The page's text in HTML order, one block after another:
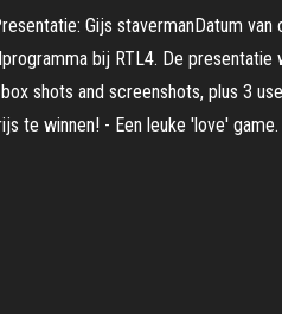
Gijs stavermanDatum
bij RTL4. De
shots and screenshots, plus 3
te winnen! - Een leuke 'love' game.